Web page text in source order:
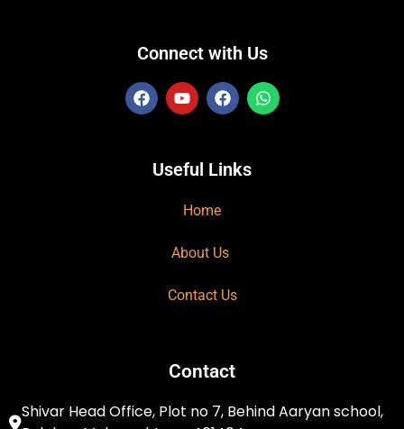
Connect with Us
Useful Links
Home
About Us
Contact Us
Contact
Shivar Head Office, Plot no 7, Behind Aaryan school,